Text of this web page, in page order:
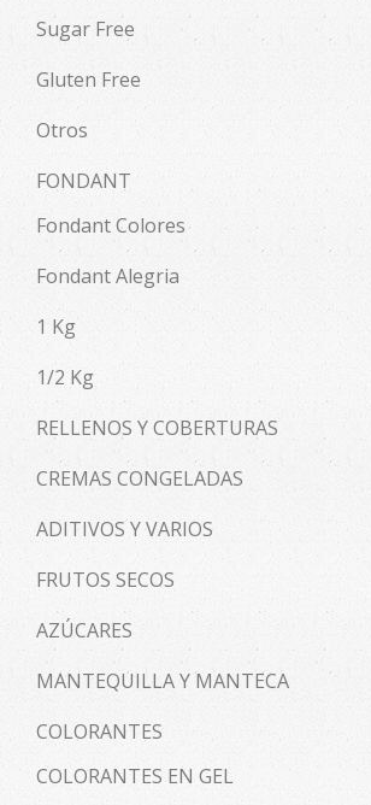
Sugar Free
Gluten Free
Otros
FONDANT
Fondant Colores
Fondant Alegria
1 Kg
1/2 Kg
RELLENOS Y COBERTURAS
CREMAS CONGELADAS
ADITIVOS Y VARIOS
FRUTOS SECOS
AZÚCARES
MANTEQUILLA Y MANTECA
COLORANTES
COLORANTES EN GEL